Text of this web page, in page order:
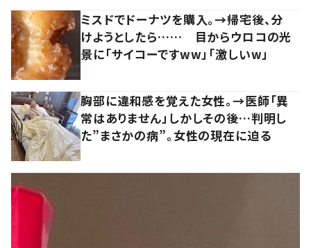
ミスドでドーナツを購入。→帰宅後、分
けようとしたら…… 目からウロコの光
景に「サイコーですww」「激しいw」
胸部に違和感を覚えた女性。→医師「異
常はありません」しかしその後…判明し
た”まさかの病”。女性の現在に迫る